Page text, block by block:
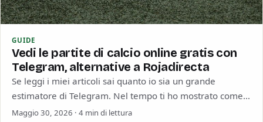
GUIDE
Vedi le partite di calcio online gratis con
Telegram, alternative a Rojadirecta
Se leggi i miei articoli sai quanto io sia un grande
estimatore di Telegram. Nel tempo ti ho mostrato come
poter sfruttare…
Maggio 30, 2026 · 4 min di lettura